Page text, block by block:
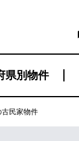
県別物件
民家物件